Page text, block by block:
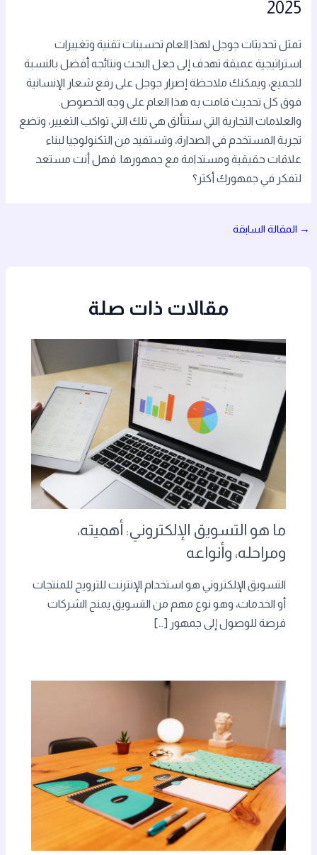
2025
تمثل تحديثات جوجل لهذا العام تحسينات تقنية وتغييرات
استراتيجية عميقة تهدف إلى جعل البحث ونتائجه أفضل بالنسبة
للجميع، ويمكنك ملاحظة إصرار جوجل على رفع شعار الإنسانية
فوق كل تحديث قامت به هذا العام على وجه الخصوص.
والعلامات التجارية التي ستتألق هي تلك التي تواكب التغيير، وتضع
تجربة المستخدم في الصدارة، وتستفيد من التكنولوجيا لبناء
علاقات حقيقية ومستدامة مع جمهورها. فهل أنت مستعد
لتفكر في جمهورك أكثر؟
→ المقالة السابقة
مقالات ذات صلة
ما هو التسويق الإلكتروني: أهميته،
ومراحله، وأنواعه
التسويق الإلكتروني هو استخدام الإنترنت للترويج للمنتجات
أو الخدمات، وهو نوع مهم من التسويق يمنح الشركات
فرصة للوصول إلى جمهور […]